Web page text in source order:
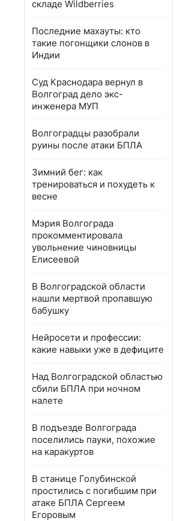
складе Wildberries
Последние махауты: кто
такие погонщики слонов в
Индии
Суд Краснодара вернул в
Волгоград дело экс-
инженера МУП
Волгоградцы разобрали
руины после атаки БПЛА
Зимний бег: как
тренироваться и похудеть к
весне
Мэрия Волгограда
прокомментировала
увольнение чиновницы
Елисеевой
В Волгоградской области
нашли мертвой пропавшую
бабушку
Нейросети и профессии:
какие навыки уже в дефиците
Над Волгоградской областью
сбили БПЛА при ночном
налете
В подъезде Волгограда
поселились пауки, похожие
на каракуртов
В станице Голубинской
простились с погибшим при
атаке БПЛА Сергеем
Егоровым